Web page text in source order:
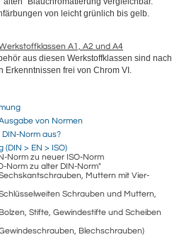
von leicht grünlich bis gelb.
A1, A2 und A4
aus diesen Werkstoffklassen sind nach
Erkenntnissen frei von Chrom VI.
von Normen
Norm aus?
(DIN > EN > ISO)
Norm zu neuer ISO-Norm
Norm zu alter DIN-Norm"
Muttern mit Vier-
Schrauben und Muttern,
Stifte, Gewindestifte und Scheiben
Blechschrauben)